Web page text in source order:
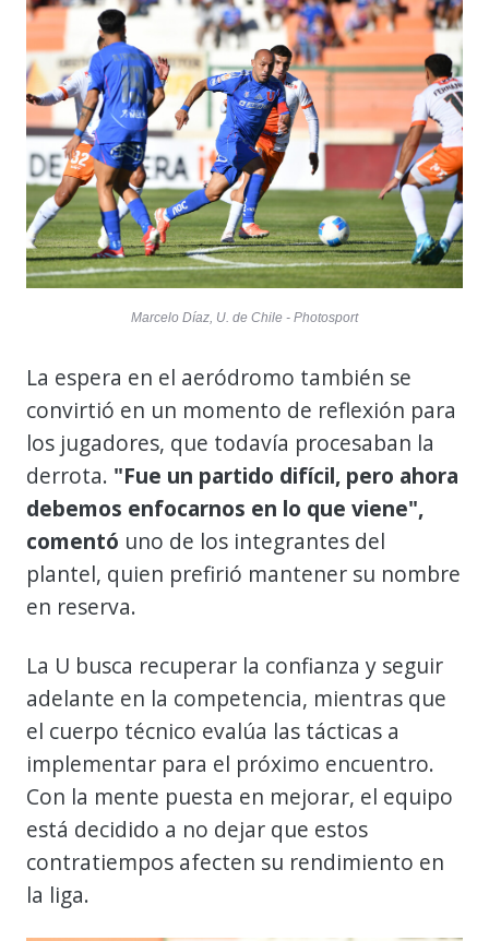
Marcelo Díaz, U. de Chile - Photosport
La espera en el aeródromo también se
convirtió en un momento de reflexión para
los jugadores, que todavía procesaban la
derrota. "Fue un partido difícil, pero ahora
debemos enfocarnos en lo que viene",
comentó uno de los integrantes del
plantel, quien prefirió mantener su nombre
en reserva.
La U busca recuperar la confianza y seguir
adelante en la competencia, mientras que
el cuerpo técnico evalúa las tácticas a
implementar para el próximo encuentro.
Con la mente puesta en mejorar, el equipo
está decidido a no dejar que estos
contratiempos afecten su rendimiento en
la liga.